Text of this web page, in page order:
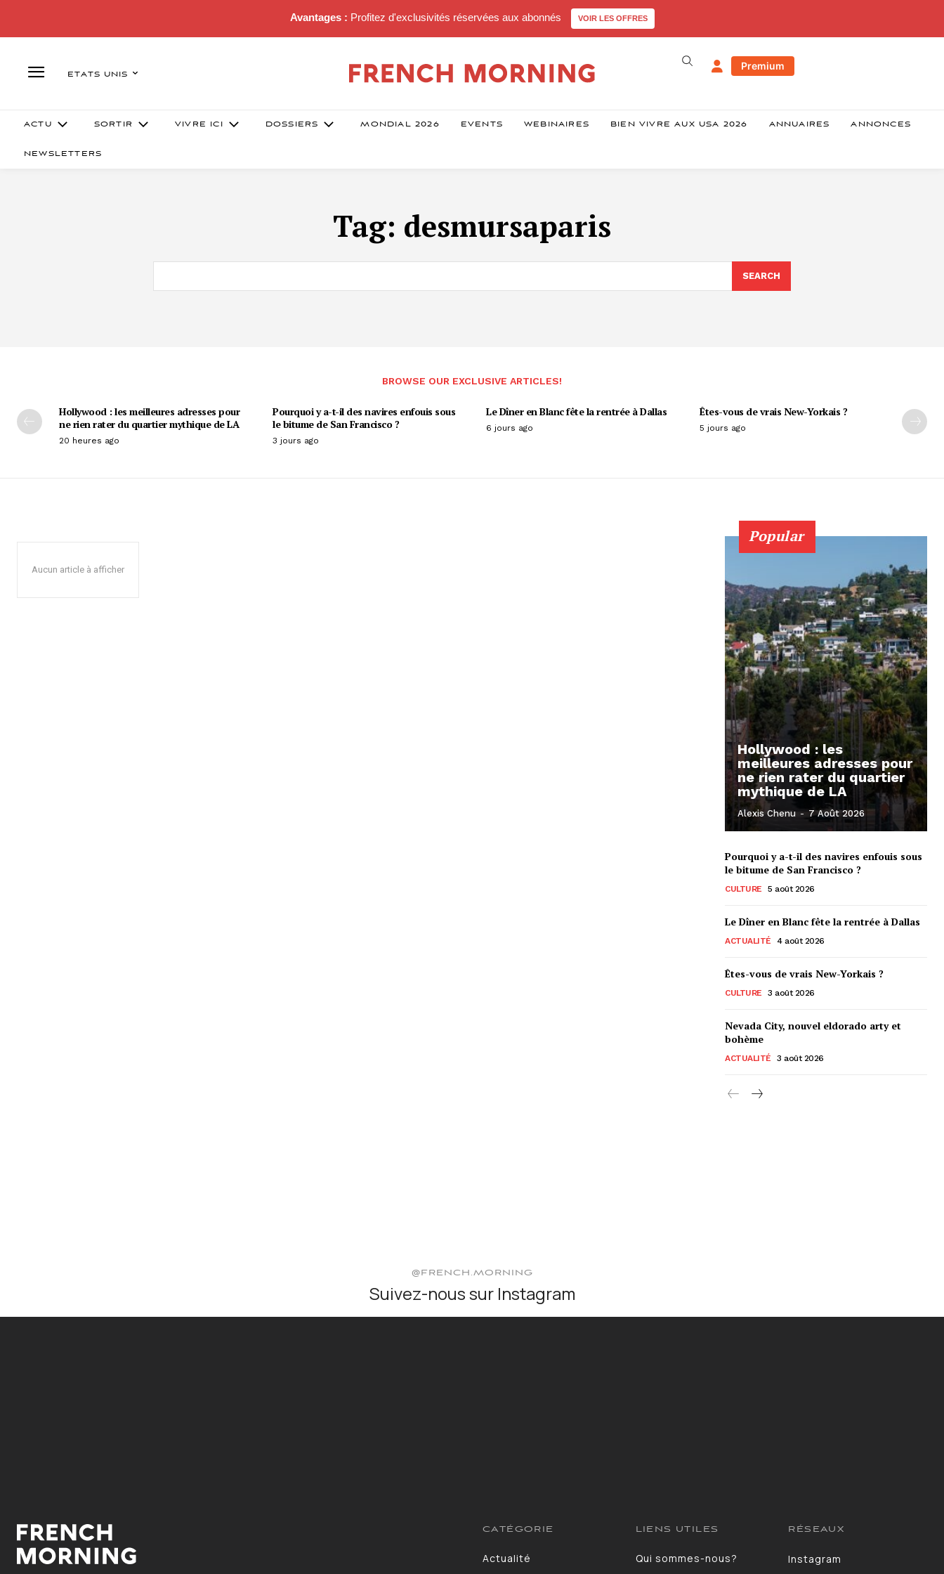
Avantages : Profitez d'exclusivités réservées aux abonnés VOIR LES OFFRES
ETATS UNIS
Premium
ACTU SORTIR VIVRE ICI DOSSIERS MONDIAL 2026 EVENTS WEBINAIRES BIEN VIVRE AUX USA 2026 ANNUAIRES ANNONCES
NEWSLETTERS
Tag: desmursaparis
SEARCH
BROWSE OUR EXCLUSIVE ARTICLES!
Hollywood : les meilleures adresses pour
ne rien rater du quartier mythique de LA
20 heures ago
Pourquoi y a-t-il des navires enfouis sous
le bitume de San Francisco ?
3 jours ago
Le Dîner en Blanc fête la rentrée à Dallas
6 jours ago
Êtes-vous de vrais New-Yorkais ?
5 jours ago
Aucun article à afficher
Popular
Hollywood : les
meilleures adresses pour
ne rien rater du quartier
mythique de LA
Alexis Chenu - 7 Août 2026
Pourquoi y a-t-il des navires enfouis sous
le bitume de San Francisco ?
CULTURE 5 août 2026
Le Dîner en Blanc fête la rentrée à Dallas
ACTUALITÉ 4 août 2026
Êtes-vous de vrais New-Yorkais ?
CULTURE 3 août 2026
Nevada City, nouvel eldorado arty et
bohème
ACTUALITÉ 3 août 2026
@FRENCH.MORNING
Suivez-nous sur Instagram
CATÉGORIE
Actualité
LIENS UTILES
Qui sommes-nous?
RÉSEAUX
Instagram